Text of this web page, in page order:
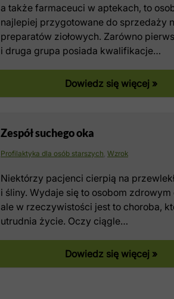
a także farmaceuci w aptekach, to
najlepiej przygotowane do sprzedaży
preparatów ziołowych. Zarówno
i druga grupa posiada kwalifikacje…
Dowiedz się więcej »
Zespół suchego oka
Profilaktyka dla osób starszych Wzrok
Niektórzy pacjenci cierpią na
i śliny. Wydaje się to osobom zdrowym
ale w rzeczywistości jest to choroba,
utrudnia życie. Oczy ciągle…
Dowiedz się więcej »